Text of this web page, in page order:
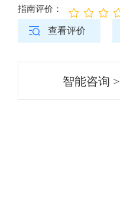
指南评价：
查看评价
智能咨询 >